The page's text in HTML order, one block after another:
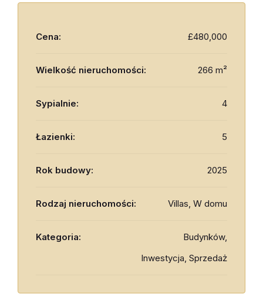
Cena: £480,000
Wielkość nieruchomości: 266 m²
Sypialnie: 4
Łazienki: 5
Rok budowy: 2025
Rodzaj nieruchomości: Villas, W domu
Kategoria:
Budynków,
Inwestycja, Sprzedaż